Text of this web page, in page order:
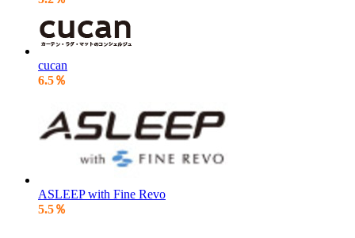
cucan
6.5％
ASLEEP with Fine Revo
5.5％